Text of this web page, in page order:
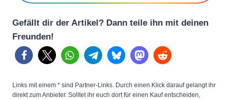
Gefällt dir der Artikel? Dann teile ihn mit deinen
Freunden!
Links mit einem * sind Partner-Links. Durch einen Klick darauf gelangt ihr
direkt zum Anbieter. Solltet ihr euch dort für einen Kauf entscheiden,